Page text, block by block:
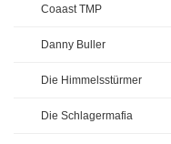
Coaast TMP
Danny Buller
Die Himmelsstürmer
Die Schlagermafia